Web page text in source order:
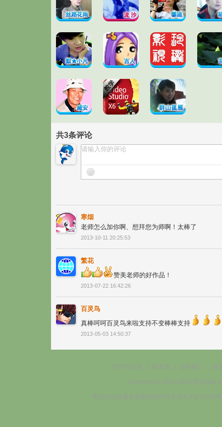
共3条评论
寒烟
老师怎么加你啊、想拜您为师啊！太棒了
2013-10-11 20:25:53
繁花
赞美老师的好作品！
2013-07-22 16:42:26
百灵鸟
真棒呵呵百灵鸟来啦支持不变棒棒支持
2013-05-03 14:50:37
关于VV社区 聊天室 合作推广 联
Copyright © 2011-2026 优贝在线
电信与信息服务业务经营许可证 京ICP证